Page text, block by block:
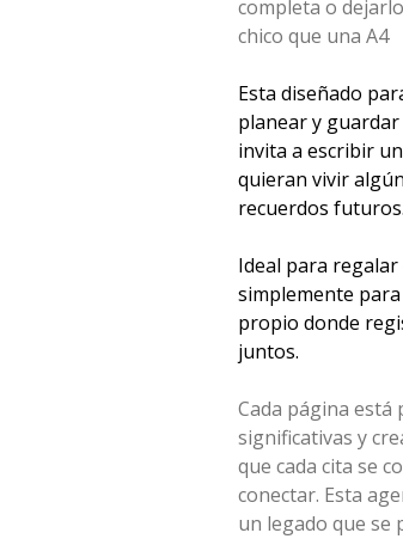
completa o
chico que una A4
Esta diseñado
planear y guardar
invita a escribir
quieran vivir
recuerdos futuros.
Ideal para
simplemente
propio donde
juntos.
Cada página está
significativas y
que cada cita se
conectar. Esta
un legado que se